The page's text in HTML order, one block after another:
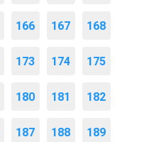
166 167 168
173 174 175
180 181 182
187 188 189